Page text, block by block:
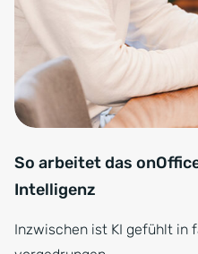
So arbeitet das
Intelligenz
Inzwischen ist KI gefühlt in